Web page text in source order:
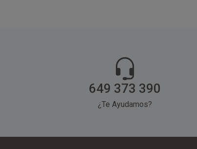
649 373 390
¿Te Ayudamos?